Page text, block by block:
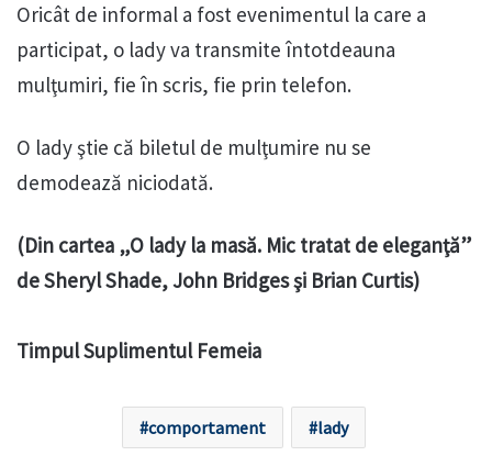
Oricât de informal a fost evenimentul la care a
participat, o lady va transmite întotdeauna
mulţumiri, fie în scris, fie prin telefon.
O lady ştie că biletul de mulţumire nu se
demodează niciodată.
(Din cartea „O lady la masă. Mic tratat de eleganţă”
de Sheryl Shade, John Bridges şi Brian Curtis)
Timpul Suplimentul Femeia
comportament lady